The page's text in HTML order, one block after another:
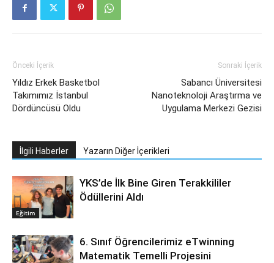
Önceki İçerik
Yıldız Erkek Basketbol
Takımımız İstanbul
Dördüncüsü Oldu
Sonraki İçerik
Sabancı Üniversitesi
Nanoteknoloji Araştırma ve
Uygulama Merkezi Gezisi
İlgili Haberler Yazarın Diğer İçerikleri
Eğitim
YKS’de İlk Bine Giren Terakkililer
Ödüllerini Aldı
6. Sınıf Öğrencilerimiz eTwinning
Matematik Temelli Projesini